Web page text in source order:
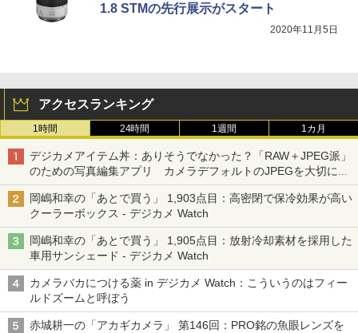
1.8 STMの先行展示がスタート
2020年11月5日
アクセスランキング
1時間 24時間 1週間 1カ月
デジカメアイテム丼：ありそうでなかった？「RAW＋JPEG派」
のための写真編集アプリ カメラデフォルトのJPEGを大切にす
る「Filmator」
岡嶋和幸の「あとで買う」 1,903点目：高密閉で保冷効果が高い
クーラーボックス - デジカメ Watch
岡嶋和幸の「あとで買う」 1,905点目：放射冷却素材を採用した
車用サンシェード - デジカメ Watch
カメラバカにつける薬 in デジカメ Watch：こういうのはフィー
ルドズームと呼ぼう
赤城耕一の「アカギカメラ」 第146回：PRO銘の魚眼レンズを